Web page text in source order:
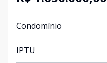
Condomínio
IPTU